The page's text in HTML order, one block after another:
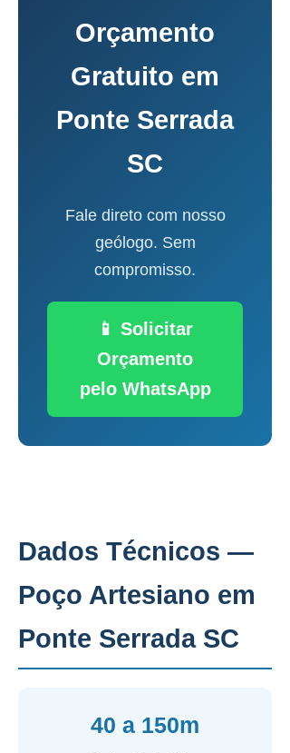
Orçamento
Gratuito em
Ponte Serrada
SC
Fale direto com nosso
geólogo. Sem
compromisso.
📱 Solicitar
Orçamento
pelo WhatsApp
Dados Técnicos —
Poço Artesiano em
Ponte Serrada SC
40 a 150m